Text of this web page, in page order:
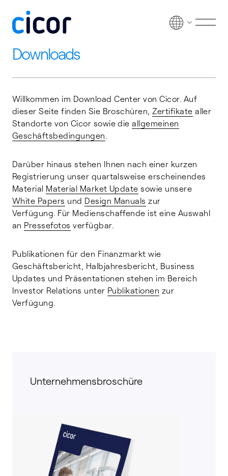
Menu
Downloads
Willkommen im Download Center von Cicor. Auf
dieser Seite finden Sie Broschüren,Zertifikate aller
Standorte von Cicor sowie dieallgemeinen
Geschäftsbedingungen.
Darüber hinaus stehen Ihnen nach einer kurzen
Registrierung unser quartalsweise erscheinendes
Material Material Market Update sowie unsere
White Papers und Design Manuals zur
Verfügung. Für Medienschaffende ist eine Auswahl
an Pressefotos verfügbar.
Publikationen für den Finanzmarkt wie
Geschäftsbericht, Halbjahresbericht, Business
Updates und Präsentationen stehen im Bereich
Investor Relations unter Publikationen zur
Verfügung.
Unternehmensbroschüre